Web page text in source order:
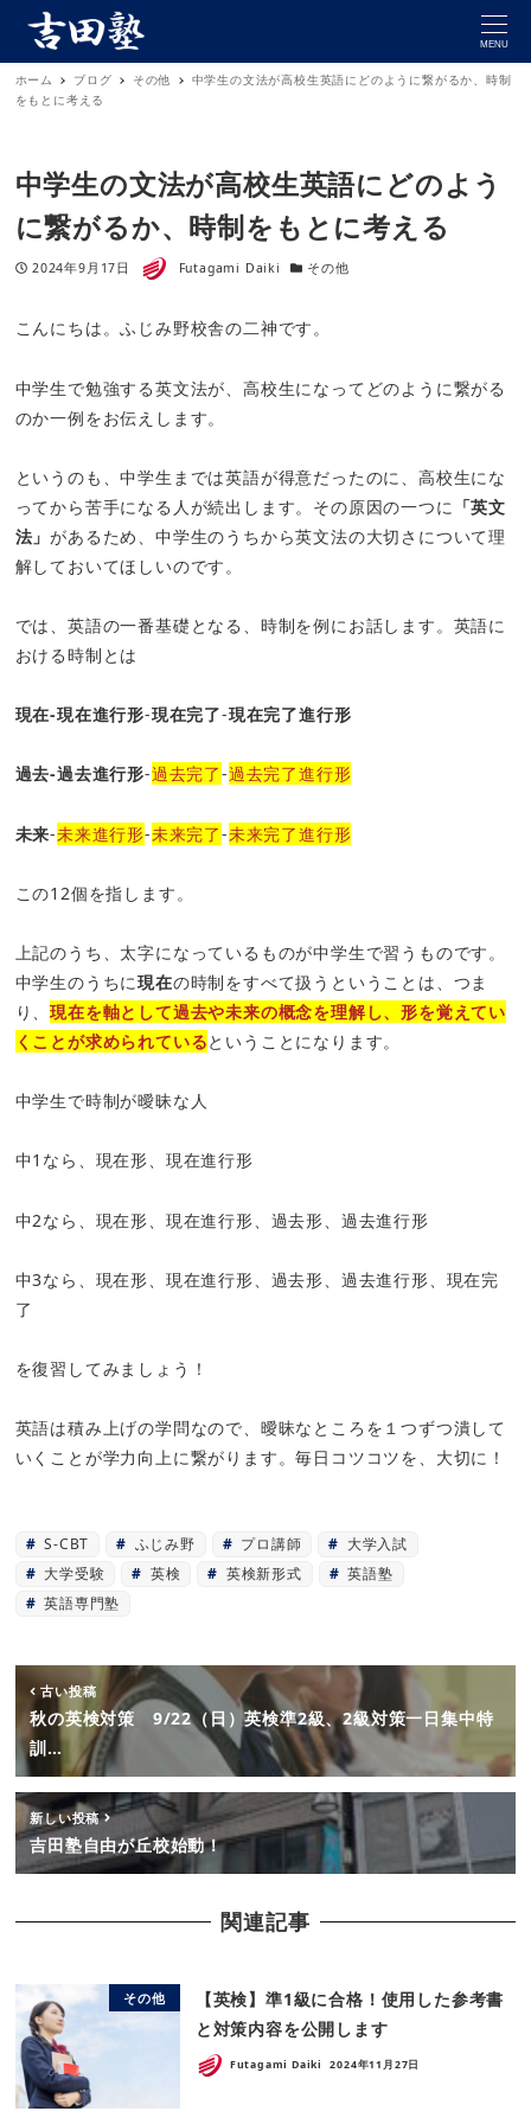
MENU
ホーム ブログ その他
中学生の文法が高校生英語にどのように繋がるか、時制
をもとに考える
中学生の文法が高校生英語にどのよう
に繋がるか、時制をもとに考える
投稿日
2024年9月17日 著者 Futagami Daiki カテゴリー
その他
こんにちは。ふじみ野校舎の二神です。
中学生で勉強する英文法が、高校生になってどのように繋がる
のか一例をお伝えします。
というのも、中学生までは英語が得意だったのに、高校生にな
ってから苦手になる人が続出します。その原因の一つに 「英文
法」があるため、中学生のうちから英文法の大切さについて理
解しておいてほしいのです。
では、英語の一番基礎となる、時制を例にお話します。英語に
おける時制とは
現在‐現在進行形‐現在完了‐現在完了進行形
過去‐過去進行形‐過去完了‐過去完了進行形
未来‐未来進行形‐未来完了‐未来完了進行形
この12個を指します。
上記のうち、太字になっているものが中学生で習うものです。
中学生のうちに現在の時制をすべて扱うということは、つま
り、現在を軸として過去や未来の概念を理解し、形を覚えてい
くことが求められているということになります。
中学生で時制が曖昧な人
中1なら、現在形、現在進行形
中2なら、現在形、現在進行形、過去形、過去進行形
中3なら、現在形、現在進行形、過去形、過去進行形、現在完
了
を復習してみましょう！
英語は積み上げの学問なので、曖昧なところを１つずつ潰して
いくことが学力向上に繋がります。毎日コツコツを、大切に！
S-CBT ふじみ野 プロ講師
大学入試
大学受験
英検 英検新形式
英語塾
英語専門塾
古い投稿
秋の英検対策 9/22（日）英検準2級、2級対策一日集中特
訓…
新しい投稿
吉田塾自由が丘校始動！
関連記事
その他
【英検】準1級に合格！使用した参考書
と対策内容を公開します
Futagami Daiki 2024年11月27日